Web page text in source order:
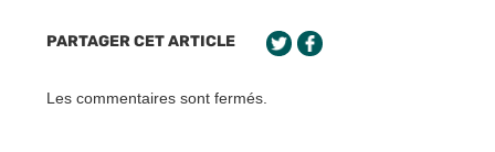
PARTAGER CET ARTICLE
Les commentaires sont fermés.